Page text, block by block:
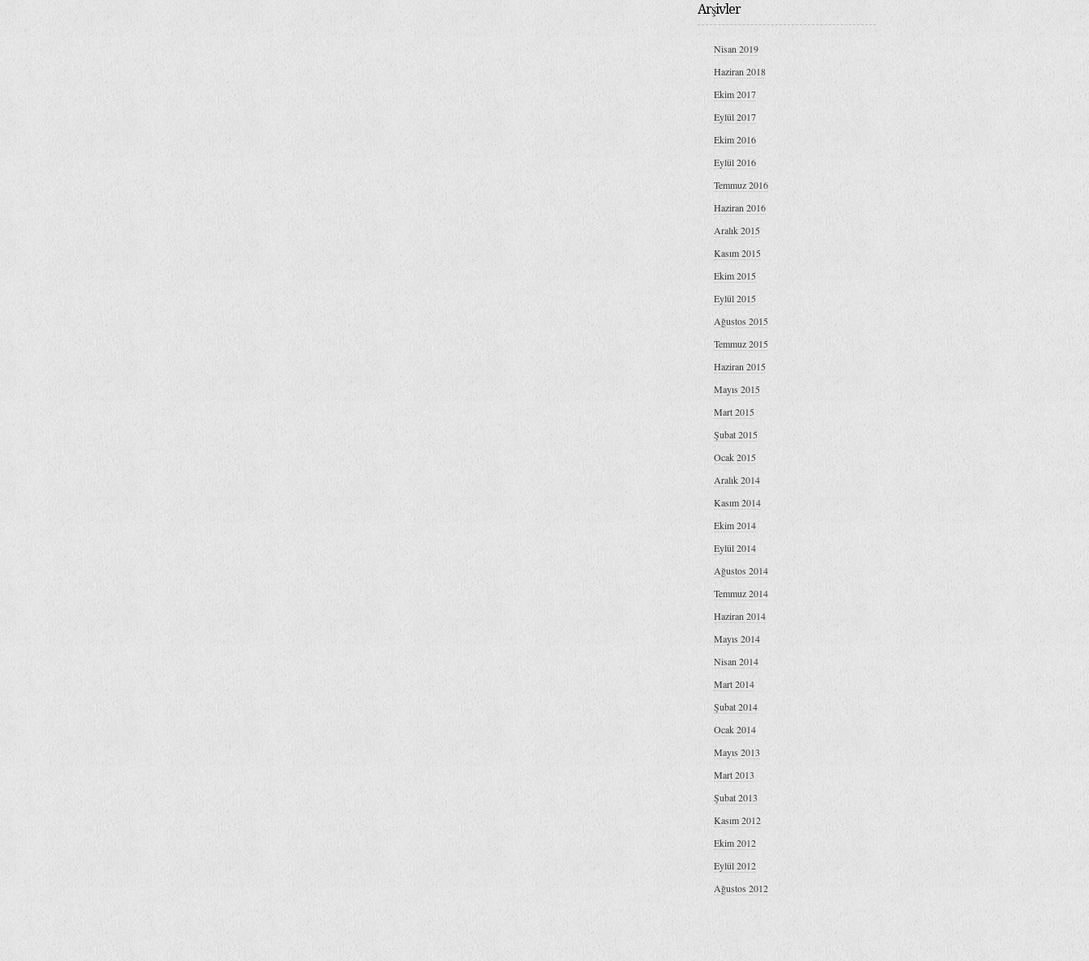
Arşivler
Nisan 2019
Haziran 2018
Ekim 2017
Eylül 2017
Ekim 2016
Eylül 2016
Temmuz 2016
Haziran 2016
Aralık 2015
Kasım 2015
Ekim 2015
Eylül 2015
Ağustos 2015
Temmuz 2015
Haziran 2015
Mayıs 2015
Mart 2015
Şubat 2015
Ocak 2015
Aralık 2014
Kasım 2014
Ekim 2014
Eylül 2014
Ağustos 2014
Temmuz 2014
Haziran 2014
Mayıs 2014
Nisan 2014
Mart 2014
Şubat 2014
Ocak 2014
Mayıs 2013
Mart 2013
Şubat 2013
Kasım 2012
Ekim 2012
Eylül 2012
Ağustos 2012